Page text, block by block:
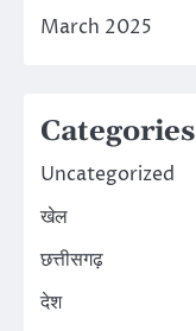
March 2025
Categories
Uncategorized
खेल
छत्तीसगढ़
देश